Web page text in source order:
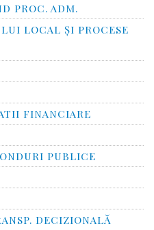
PROC. ADM.
LOCAL ȘI PROCESE
FINANCIARE
PUBLICE
DECIZIONALĂ